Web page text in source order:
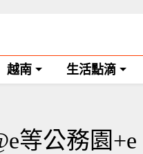
越南 生活點滴
等公務園+e